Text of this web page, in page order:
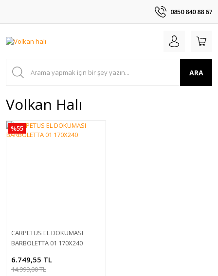
0850 840 88 67
ARA
Volkan Halı
%55
CARPETUS EL DOKUMASI
BARBOLETTA 01 170X240
6.749,55 TL
14.999,00 TL